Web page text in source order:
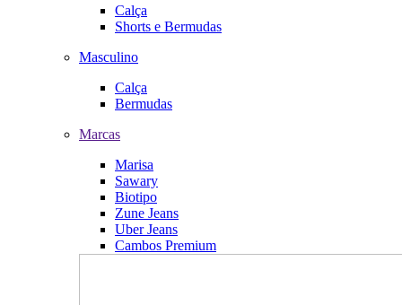
Calça
Shorts e Bermudas
Masculino
Calça
Bermudas
Marcas
Marisa
Sawary
Biotipo
Zune Jeans
Uber Jeans
Cambos Premium